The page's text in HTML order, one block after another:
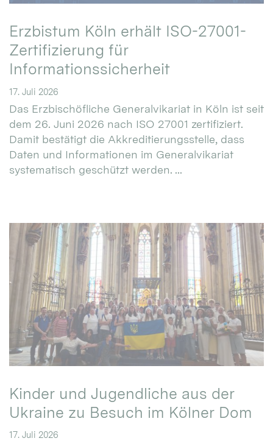
Erzbistum Köln erhält ISO-27001-
Zertifizierung für
Informationssicherheit
17. Juli 2026
Das Erzbischöfliche Generalvikariat in Köln ist seit
dem 26. Juni 2026 nach ISO 27001 zertifiziert.
Damit bestätigt die Akkreditierungsstelle, dass
Daten und Informationen im Generalvikariat
systematisch geschützt werden. ...
Kinder und Jugendliche aus der
Ukraine zu Besuch im Kölner Dom
17. Juli 2026